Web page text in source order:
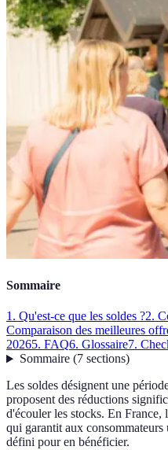
Sommaire
1. Qu'est-ce que les soldes ?2.
Comparaison des meilleures
20265. FAQ6. Glossaire7.
Sommaire(7 sections)
Les soldes désignent une
proposent des réductions
d'écouler les stocks. En France,
qui garantit aux
défini pour en bénéficier.